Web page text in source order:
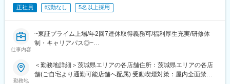
さんへの訪問
・お休みされているお客様へのお勧め など
■所長任命について：
各自の習得状況によりますが、概ね3か月後を想定しており、所長
■キャリアパス：
営業所長を経験後は、FA制度等も利用して各人の能力と希望によ
正社員 転勤なし 5名以上採用
仕事内容
~東証プライム上場/年2回7連休取得義務可/福利厚生充実/研修体
制・キャリアパス◎~
★求人のおすすめポイント★
・完全未経験から大手企業の正社員へ！研修4か月の手厚い研修で
安心スタート◎
勤務地
＜勤務地詳細＞茨城県エリアの各店舗住所：茨城県エリアの各店
舗(ご自宅より通勤可能店舗へ配属) 受動喫煙対策：屋内全面禁煙